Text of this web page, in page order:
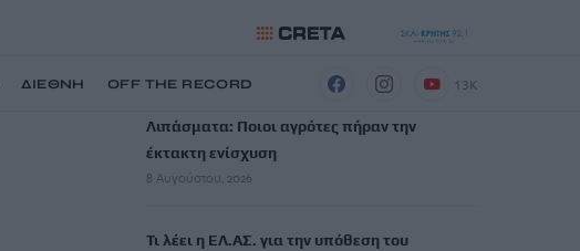
ΔΙΕΘΝΗ OFF THE RECORD 13K
ΡΟΗ ΕΙΔΗΣΕΩΝ
Λιπάσματα: Ποιοι αγρότες πήραν την
έκτακτη ενίσχυση
8 Αυγούστου, 2026
Τι λέει η ΕΛ.ΑΣ. για την υπόθεση του